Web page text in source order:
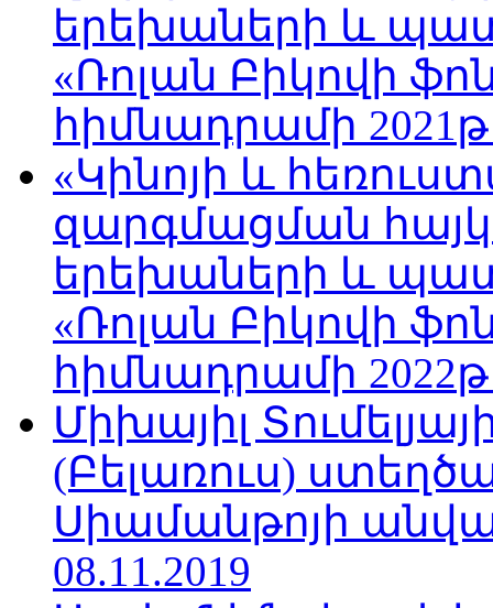
երեխաների և
«Ռոլան Բիկովի
հիմնադրամի
«Կինոյի և
զարգմացման
երեխաների և
«Ռոլան Բիկովի
հիմնադրամի
Միխայիլ
(Բելառուս)
Սիամանթոյի
08.11.2019